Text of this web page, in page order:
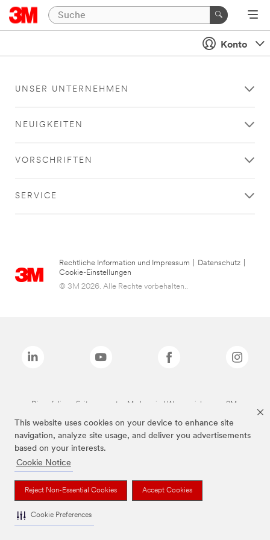
This website uses cookies on your device to enhance site
navigation, analyze site usage, and deliver you advertisements
based on your interests.
Cookie Notice
Reject Non-Essential Cookies Accept Cookies
Cookie Preferences
Konto
UNSER UNTERNEHMEN
NEUIGKEITEN
VORSCHRIFTEN
SERVICE
Rechtliche Information und Impressum Datenschutz
Cookie-Einstellungen
© 3M 2026. Alle Rechte vorbehalten..
Die auf dieser Seite genannten Marken sind Warenzeichen von 3M.